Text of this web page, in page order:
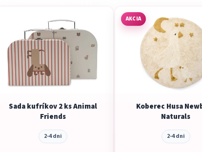
Sada kufríkov 2 ks Animal
Friends
2-4 dni
AKCIA
Koberec Husa
Naturals
2-4 dni